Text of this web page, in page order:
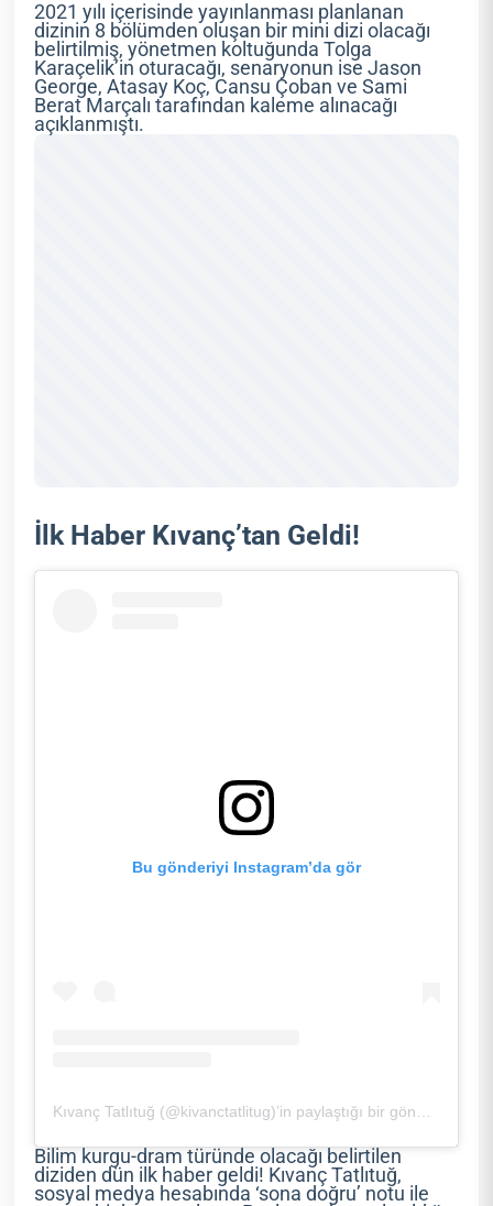
2021 yılı içerisinde yayınlanması planlanan
dizinin 8 bölümden oluşan bir mini dizi olacağı
belirtilmiş, yönetmen koltuğunda Tolga
Karaçelik’in oturacağı, senaryonun ise Jason
George, Atasay Koç, Cansu Çoban ve Sami
Berat Marçalı tarafından kaleme alınacağı
açıklanmıştı.
İlk Haber Kıvanç’tan Geldi!
Bu gönderiyi Instagram’da gör
Bilim kurgu-dram türünde olacağı belirtilen
diziden dün ilk haber geldi! Kıvanç Tatlıtuğ,
sosyal medya hesabında ‘sona doğru’ notu ile